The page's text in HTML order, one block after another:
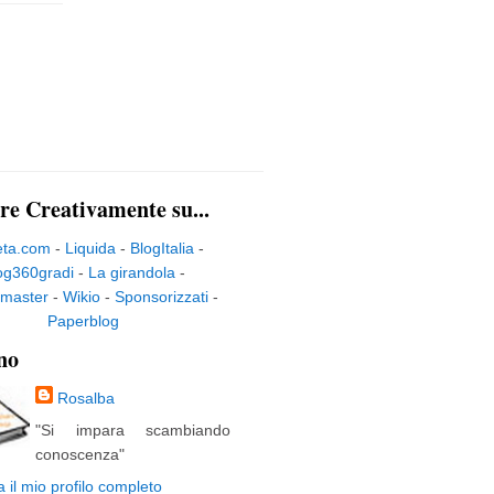
Creativamente su...
- Liquida - BlogItalia -
- La girandola -
- Wikio- Sponsorizzati-
Paperblog
Rosalba
"Si impara scambiando
conoscenza"
il mio profilo completo